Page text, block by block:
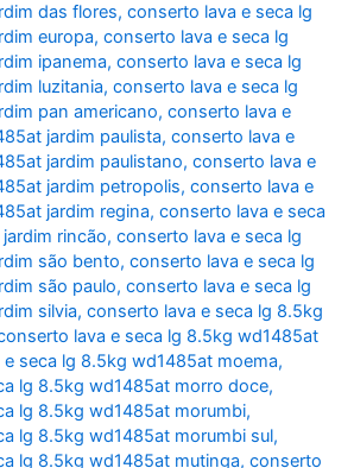
das flores,conserto lava e seca lg
europa,conserto lava e seca lg
ipanema,conserto lava e seca lg
luzitania,conserto lava e seca lg
pan americano,conserto lava e
jardim paulista,conserto lava e
jardim paulistano,conserto lava e
jardim petropolis,conserto lava e
jardim regina,conserto lava e seca
rincão,conserto lava e seca lg
são bento,conserto lava e seca lg
são paulo,conserto lava e seca lg
silvia,conserto lava e seca lg 8.5kg
lava e seca lg 8.5kg wd1485at
seca lg 8.5kg wd1485at moema,
lg 8.5kg wd1485at morro doce,
lg 8.5kg wd1485at morumbi,
lg 8.5kg wd1485at morumbi sul,
lg 8.5kg wd1485at mutinga,conserto